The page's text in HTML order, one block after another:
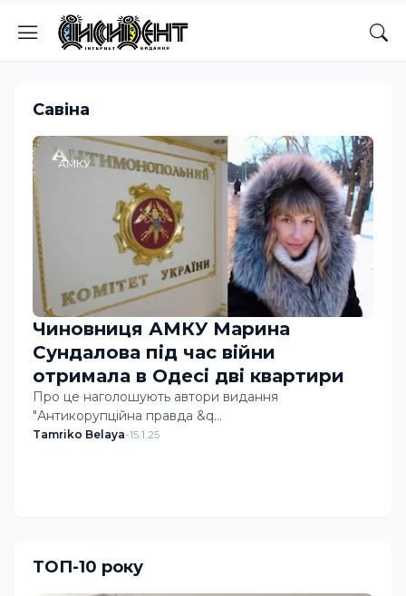
Савіна
АМКУ
Чиновниця АМКУ Марина
Сундалова під час війни
отримала в Одесі дві квартири
Про це наголошують автори видання
"Антикорупційна правда &q…
Tamriko Belaya-15.1.25
ТОП-10 року